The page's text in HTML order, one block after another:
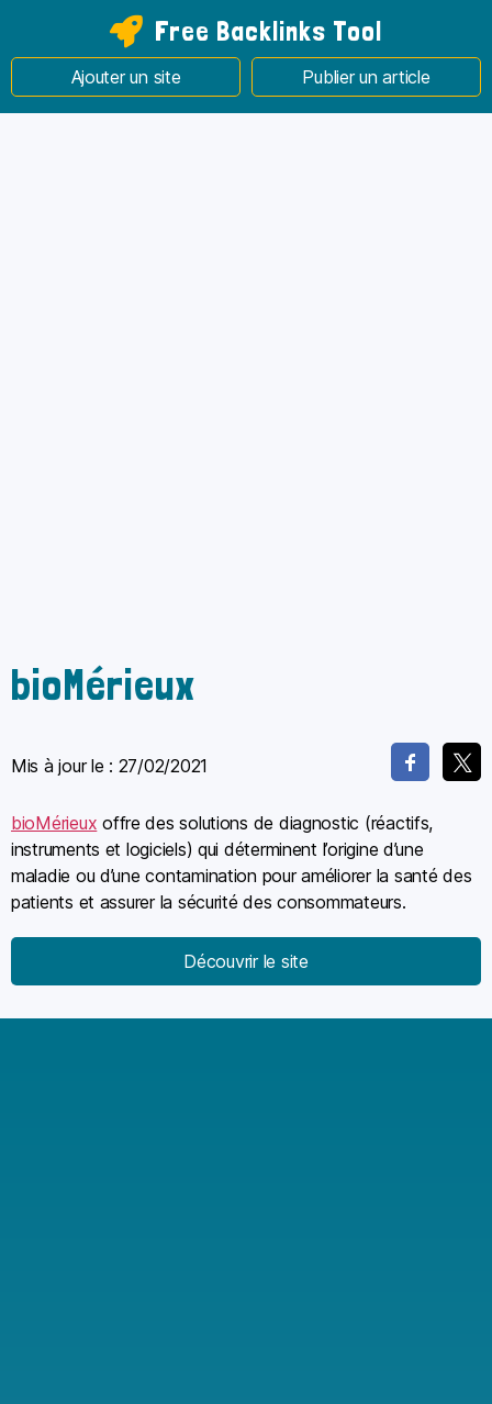
Free Backlinks Tool
Ajouter un site Publier un article
bioMérieux
Mis à jour le : 27/02/2021
bioMérieux offre des solutions de diagnostic (réactifs,
instruments et logiciels) qui déterminent l’origine d’une
maladie ou d’une contamination pour améliorer la santé des
patients et assurer la sécurité des consommateurs.
Découvrir le site